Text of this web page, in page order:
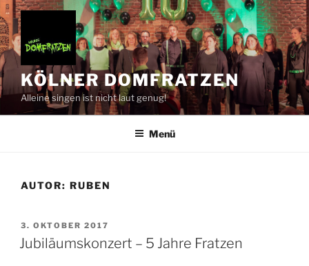
Zum
Inhalt
springen
KÖLNER DOMFRATZEN
Alleine singen ist nicht laut genug!
Menü
AUTOR: RUBEN
VERÖFFENTLICHT
AM
3. OKTOBER 2017
Jubiläumskonzert – 5 Jahre Fratzen